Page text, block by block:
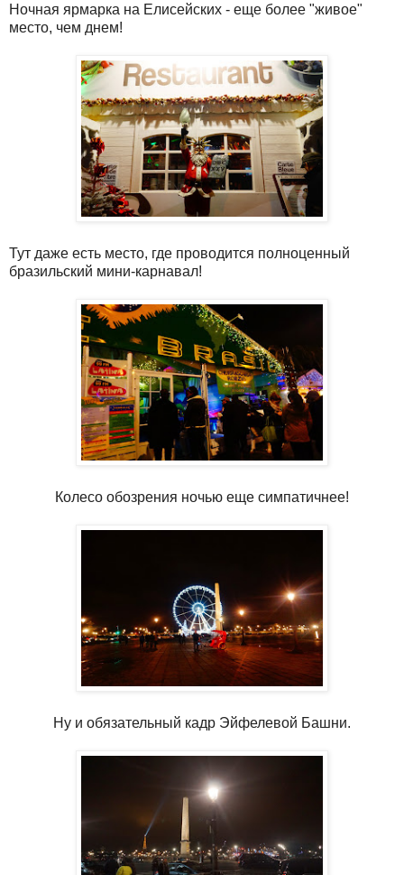
Ночная ярмарка на Елисейских - еще более "живое"
место, чем днем!
Тут даже есть место, где проводится полноценный
бразильский мини-карнавал!
Колесо обозрения ночью еще симпатичнее!
Ну и обязательный кадр Эйфелевой Башни.